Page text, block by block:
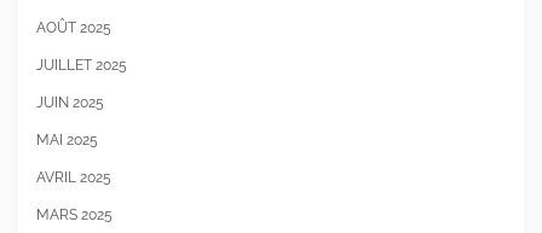
AOÛT 2025
JUILLET 2025
JUIN 2025
MAI 2025
AVRIL 2025
MARS 2025